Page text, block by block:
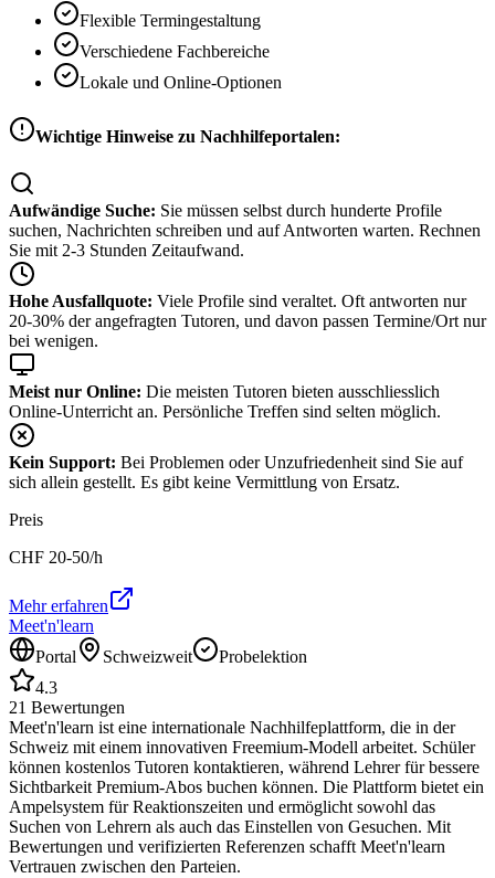
Flexible Termingestaltung
Verschiedene Fachbereiche
Lokale und Online-Optionen
Wichtige Hinweise zu Nachhilfeportalen:
Aufwändige Suche: Sie müssen selbst durch hunderte Profile
suchen, Nachrichten schreiben und auf Antworten warten. Rechnen
Sie mit 2-3 Stunden Zeitaufwand.
Hohe Ausfallquote: Viele Profile sind veraltet. Oft antworten nur
20-30% der angefragten Tutoren, und davon passen Termine/Ort nur
bei wenigen.
Meist nur Online: Die meisten Tutoren bieten ausschliesslich
Online-Unterricht an. Persönliche Treffen sind selten möglich.
Kein Support: Bei Problemen oder Unzufriedenheit sind Sie auf
sich allein gestellt. Es gibt keine Vermittlung von Ersatz.
Preis
CHF 20-50/h
Mehr erfahren
Meet'n'learn
Portal
Schweizweit
Probelektion
4.3
21 Bewertungen
Meet'n'learn ist eine internationale Nachhilfeplattform, die in der
Schweiz mit einem innovativen Freemium-Modell arbeitet. Schüler
können kostenlos Tutoren kontaktieren, während Lehrer für bessere
Sichtbarkeit Premium-Abos buchen können. Die Plattform bietet ein
Ampelsystem für Reaktionszeiten und ermöglicht sowohl das
Suchen von Lehrern als auch das Einstellen von Gesuchen. Mit
Bewertungen und verifizierten Referenzen schafft Meet'n'learn
Vertrauen zwischen den Parteien.